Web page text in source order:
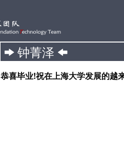
钟菁泽
恭喜毕业!祝在上海大学发展的越